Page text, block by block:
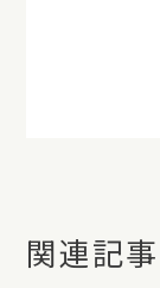
関連記事